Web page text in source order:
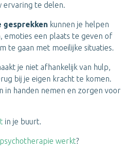
ervaring te delen.
gesprekken kunnen je helpen
emoties een plaats te geven of
te gaan met moeilijke situaties.
je niet afhankelijk van hulp,
bij je eigen kracht te komen.
in handen nemen en zorgen voor
in je buurt.
werkt?